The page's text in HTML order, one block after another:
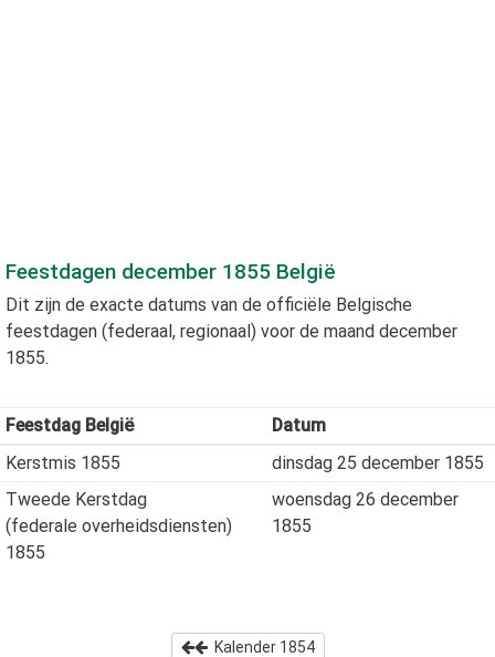
Feestdagen december 1855 België
Dit zijn de exacte datums van de officiële Belgische
feestdagen (federaal, regionaal) voor de maand december
1855.
Feestdag België
Datum
Kerstmis 1855
dinsdag 25 december 1855
Tweede Kerstdag
(federale overheidsdiensten)
1855
woensdag 26 december
1855
Kalender 1854